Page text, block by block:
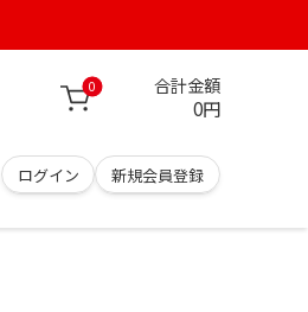
0 合計金額
0円
ログイン 新規会員登録